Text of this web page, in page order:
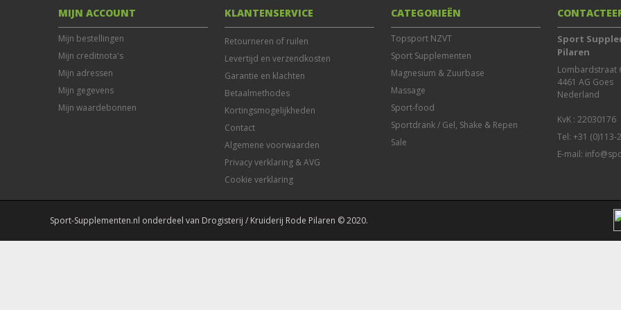
MIJN ACCOUNT
Mijn bestellingen
Mijn creditnota's
Mijn adressen
Mijn gegevens
Mijn waardebonnen
KLANTENSERVICE
Retourneren of ruilen
Levertijd en verzendkosten
Garantie en klachten
Betaalmethodes
Kortingsmogelijkheden
Contact
Algemene voorwaarden
Privacy verklaring & AVG
Cookie verklaring
CATEGORIEËN
Topsport NZVT
Sport Supplementen
Magnesium & Zuurbase
Massage
Sport-food
Sportdrank / Gel, Shake & Repen
Sale
Sport
Pilaren
Lombardstraat
4461 AG Goes
Nederland
Tel: +31 (0)113-
E-mail:
Sport-Supplementen.nl onderdeel van Drogisterij / Kruiderij Rode Pilaren © 2020.